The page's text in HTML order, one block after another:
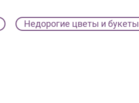
Недорогие цветы и букеты